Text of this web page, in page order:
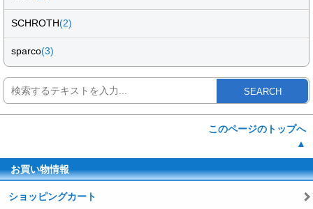
SCHROTH(2)
sparco(3)
SEARCH
このページのトップへ
▲
お買い物情報
ショッピングカート